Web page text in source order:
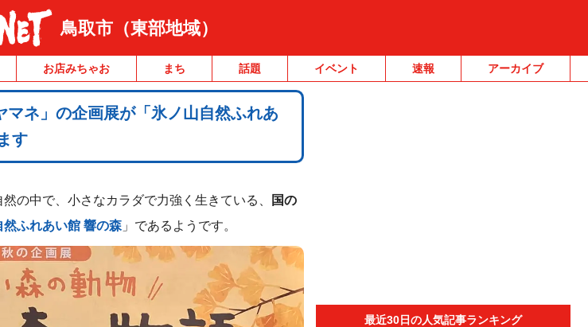
鳥取市（東部地域）
お店みちゃお まち 話題 イベント 速報 アーカイブ
マネ」の企画展が「氷ノ山自然ふれあ
す
然の中で、小さなカラダで力強く生きている、
国の
然ふれあい館 響の森 」であるようです。
最近30日の人気記事ランキング